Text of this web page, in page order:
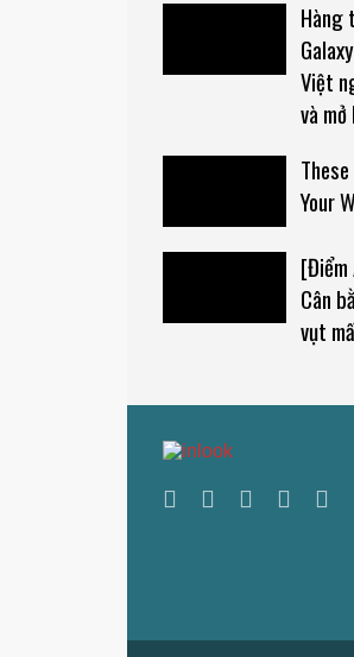
Hàng
Việt
và mở
Your
[Điểm
Cân
vụt